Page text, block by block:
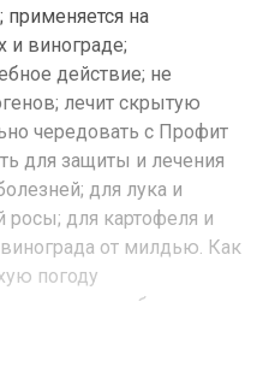
на
и винограде;
действие; не
лечит скрытую
чередовать с Профит
для защиты и лечения
для лука и
росы; для картофеля и
от милдью. Как
погоду
симптомов болезни:
в рядках; томаты,